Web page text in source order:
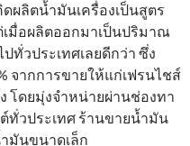
ผลิตน้ำมันเครื่องเป็นสูตร
มื่อผลิตออกมาเป็นปริมาณ
ทั่วประเทศเลยดีกว่า ซึ่ง
จากการขายให้แก่เฟรนไชส์
โดยมุ่งจำหน่ายผ่านช่องทา
ทั่วประเทศ ร้านขายน้ำมัน
มันขนาดเล็ก